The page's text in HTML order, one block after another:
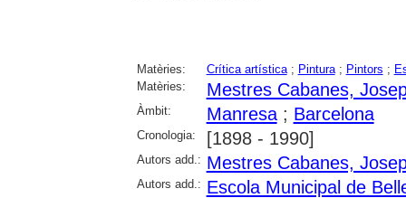
Matèries: Crítica artística; Pintura; Pintors ;
Matèries:
Mestres Cabanes,
Àmbit: Manresa; Barcelona
Cronologia: [1898 - 1990]
Autors add.: Mestres Cabanes,
Autors add.: Escola Municipal de